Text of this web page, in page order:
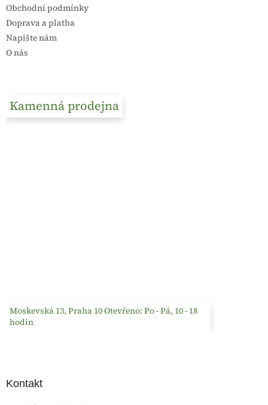
Obchodní podmínky
Doprava a platba
Napište nám
O nás
Kamenná prodejna
Moskevská 13, Praha 10 Otevřeno: Po - Pá, 10 - 18
hodin
Kontakt